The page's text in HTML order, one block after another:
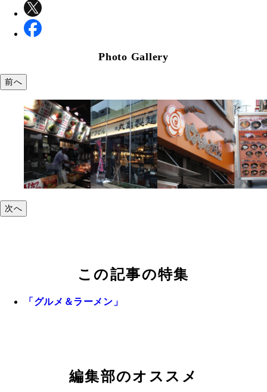
Photo Gallery
前へ
次へ
この記事の特集
「グルメ＆ラーメン」
編集部のオススメ